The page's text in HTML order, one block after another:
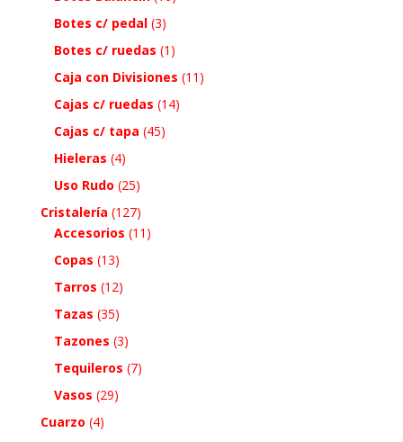
Botes c/ pedal (3)
Botes c/ ruedas (1)
Caja con Divisiones (11)
Cajas c/ ruedas (14)
Cajas c/ tapa (45)
Hieleras (4)
Uso Rudo (25)
Cristalería (127)
Accesorios (11)
Copas (13)
Tarros (12)
Tazas (35)
Tazones (3)
Tequileros (7)
Vasos (29)
Cuarzo (4)